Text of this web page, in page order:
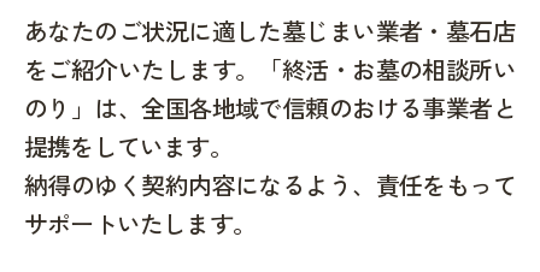
あなたのご状況に適した墓じまい業者・墓石店
をご紹介いたします。「終活・お墓の相談所い
のり」は、全国各地域で信頼のおける事業者と
提携をしています。
納得のゆく契約内容になるよう、責任をもって
サポートいたします。